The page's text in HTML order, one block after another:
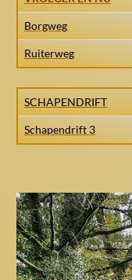
Borgweg
Ruiterweg
SCHAPENDRIFT
Schapendrift 3